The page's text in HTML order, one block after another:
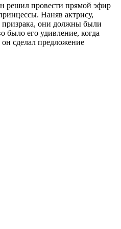
решил провести прямой эфир
Наняв актрису,
призрака, они должны были
было его удивление, когда
сделал предложение